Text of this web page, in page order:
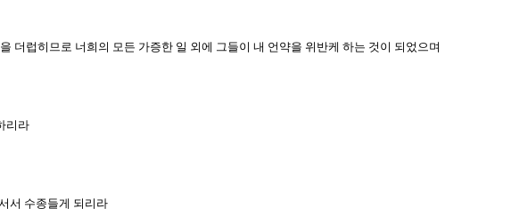
더럽히므로 너희의 모든 가증한 일 외에 그들이 내 언약을 위반케 하는 것이 되었으며
리라
서 수종들게 되리라